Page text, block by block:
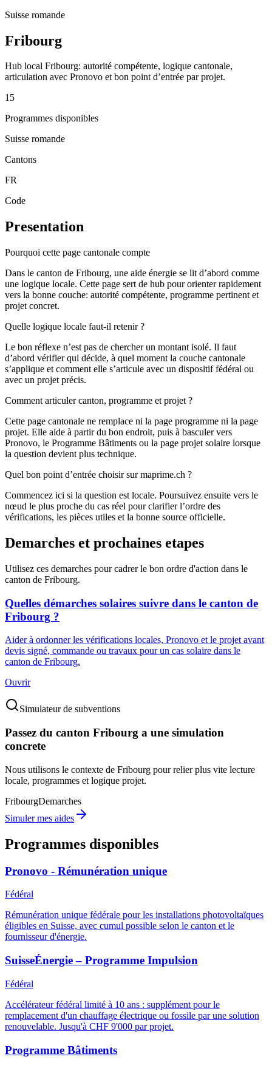
Suisse romande
Fribourg
Hub local Fribourg: autorité compétente, logique cantonale,
articulation avec Pronovo et bon point d’entrée par projet.
15
Programmes disponibles
Suisse romande
Cantons
FR
Code
Presentation
Pourquoi cette page cantonale compte
Dans le canton de Fribourg, une aide énergie se lit d’abord comme
une logique locale. Cette page sert de hub pour orienter rapidement
vers la bonne couche: autorité compétente, programme pertinent et
projet concret.
Quelle logique locale faut-il retenir ?
Le bon réflexe n’est pas de chercher un montant isolé. Il faut
d’abord vérifier qui décide, à quel moment la couche cantonale
s’applique et comment elle s’articule avec un dispositif fédéral ou
avec un projet précis.
Comment articuler canton, programme et projet ?
Cette page cantonale ne remplace ni la page programme ni la page
projet. Elle aide à partir du bon endroit, puis à basculer vers
Pronovo, le Programme Bâtiments ou la page projet solaire lorsque
la question devient plus technique.
Quel bon point d’entrée choisir sur maprime.ch ?
Commencez ici si la question est locale. Poursuivez ensuite vers le
nœud le plus proche du cas réel pour clarifier l’ordre des
vérifications, les pièces utiles et la bonne source officielle.
Demarches et prochaines etapes
Utilisez ces demarches pour cadrer le bon ordre d'action dans le
canton de Fribourg.
Quelles démarches solaires suivre dans le canton de
Fribourg ?
Aider à ordonner les vérifications locales, Pronovo et le projet avant
devis signé, commande ou travaux pour un cas solaire dans le
canton de Fribourg.
Ouvrir
Simulateur de subventions
Passez du canton Fribourg a une simulation
concrete
Nous utilisons le contexte de Fribourg pour relier plus vite lecture
locale, programmes et logique projet.
FribourgDemarches
Simuler mes aides
Programmes disponibles
Pronovo - Rémunération unique
Fédéral
Rémunération unique fédérale pour les installations photovoltaïques
éligibles en Suisse, avec cumul possible selon le canton et le
fournisseur d'énergie.
SuisseÉnergie – Programme Impulsion
Fédéral
Accélérateur fédéral limité à 10 ans : supplément pour le
remplacement d'un chauffage électrique ou fossile par une solution
renouvelable. Jusqu'à CHF 9'000 par projet.
Programme Bâtiments